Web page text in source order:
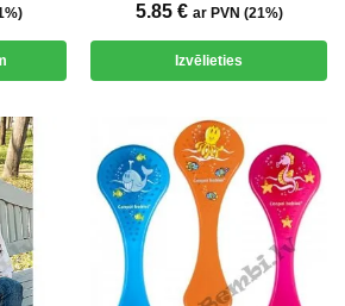
5.85 € ar PVN (21%)
Izvēlieties